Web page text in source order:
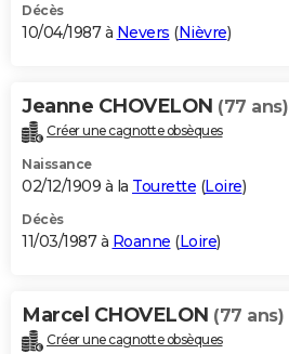
Décès
10/04/1987 à Nevers (Nièvre)
Jeanne CHOVELON (77 ans)
Créer une cagnotte obsèques
Naissance
02/12/1909 à la Tourette (Loire)
Décès
11/03/1987 à Roanne (Loire)
Marcel CHOVELON (77 ans)
Créer une cagnotte obsèques